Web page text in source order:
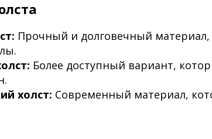
Прочный и долговечный
Более доступный вариант,
холст: Современный материал,